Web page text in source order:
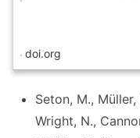
doi.org
Seton, M.,
Wright, N.,